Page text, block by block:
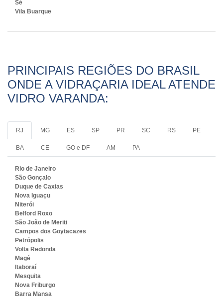
Sé
Vila Buarque
PRINCIPAIS REGIÕES DO BRASIL
ONDE A VIDRAÇARIA IDEAL ATENDE
VIDRO VARANDA:
RJ MG ES SP PR SC RS PE
BA CE GO e DF AM PA
Rio de Janeiro
São Gonçalo
Duque de Caxias
Nova Iguaçu
Niterói
Belford Roxo
São João de Meriti
Campos dos Goytacazes
Petrópolis
Volta Redonda
Magé
Itaboraí
Mesquita
Nova Friburgo
Barra Mansa